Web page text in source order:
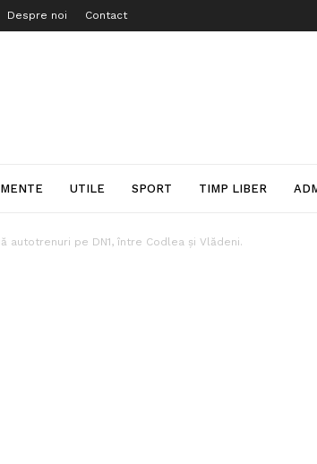
Despre noi Contact
UTILE SPORT TIMP LIBER
autotrenuri pe DN1, între Codlea și Vlădeni.